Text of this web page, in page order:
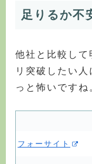
足りるか不
他社と比較して
リ突破したい
っと怖いですね
フォーサイト